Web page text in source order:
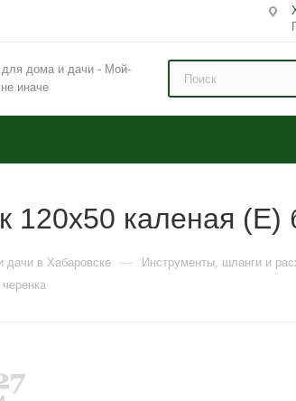
для дома и дачи - Мой-
иначе
120х50 каленая (Е)
дачи в Хабаровске — Инструменты, шланги и